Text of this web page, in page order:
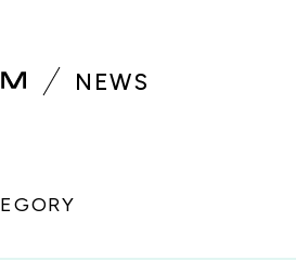
N EWS